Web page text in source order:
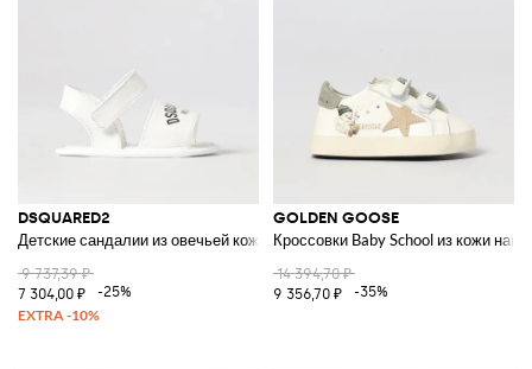
DSQUARED2
Детские сандалии из овечьей кожи на липучке
9 737,39 ₽
7 304,00 ₽
-25%
GOLDEN GOOSE
Кроссовки Baby School из кожи
14 394,70 ₽
9 356,70 ₽
-35%